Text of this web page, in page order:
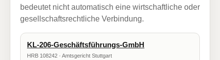
bedeutet nicht automatisch eine wirtschaftliche oder
gesellschaftsrechtliche Verbindung.
KL-206-Geschäftsführungs-GmbH
HRB 108242 · Amtsgericht Stuttgart